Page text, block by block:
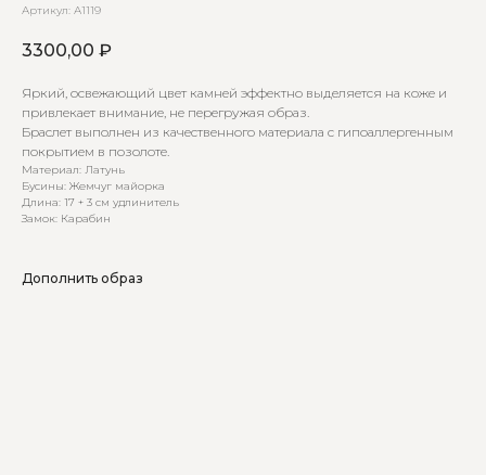
Артикул: А1119
3300,00 ₽
Яркий, освежающий цвет камней эффектно выделяется на коже и
привлекает внимание, не перегружая образ.
Браслет выполнен из качественного материала с гипоаллергенным
покрытием в позолоте.
Материал: Латунь
Бусины: Жемчуг майорка
Длина: 17 + 3 см удлинитель
Замок: Карабин
Дополнить образ